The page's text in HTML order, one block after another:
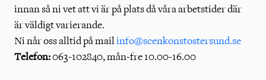
innan så ni vet att vi är på plats då våra arbetstider där
är väldigt varierande.
Ni når oss alltid på mailinfo@scenkonstostersund.se
Telefon:063-102840, mån-fre 10.00-16.00